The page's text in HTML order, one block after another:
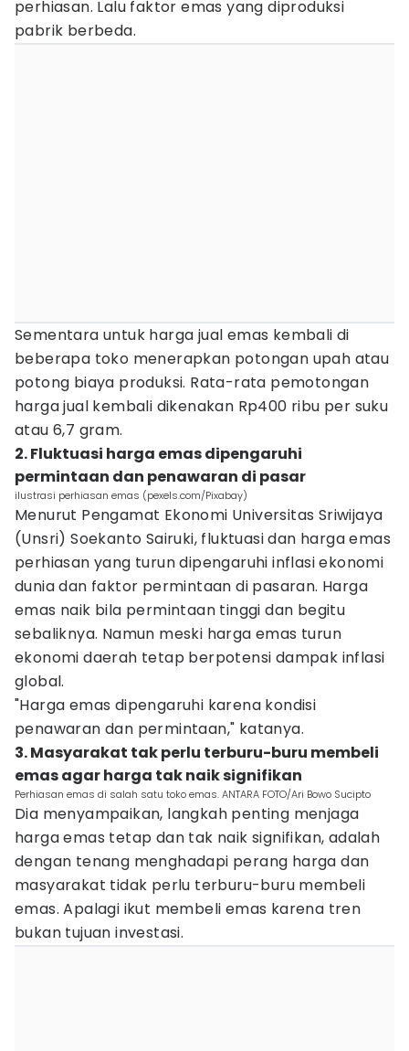
perhiasan. Lalu faktor emas yang diproduksi
pabrik berbeda.
Sementara untuk harga jual emas kembali di
beberapa toko menerapkan potongan upah atau
potong biaya produksi. Rata-rata pemotongan
harga jual kembali dikenakan Rp400 ribu per suku
atau 6,7 gram.
2. Fluktuasi harga emas dipengaruhi
permintaan dan penawaran di pasar
ilustrasi perhiasan emas (pexels.com/Pixabay)
Menurut Pengamat Ekonomi Universitas Sriwijaya
(Unsri) Soekanto Sairuki, fluktuasi dan harga emas
perhiasan yang turun dipengaruhi inflasi ekonomi
dunia dan faktor permintaan di pasaran. Harga
emas naik bila permintaan tinggi dan begitu
sebaliknya. Namun meski harga emas turun
ekonomi daerah tetap berpotensi dampak inflasi
global.
"Harga emas dipengaruhi karena kondisi
penawaran dan permintaan," katanya.
3. Masyarakat tak perlu terburu-buru membeli
emas agar harga tak naik signifikan
Perhiasan emas di salah satu toko emas. ANTARA FOTO/Ari Bowo Sucipto
Dia menyampaikan, langkah penting menjaga
harga emas tetap dan tak naik signifikan, adalah
dengan tenang menghadapi perang harga dan
masyarakat tidak perlu terburu-buru membeli
emas. Apalagi ikut membeli emas karena tren
bukan tujuan investasi.